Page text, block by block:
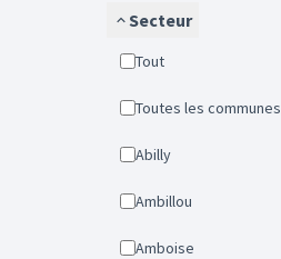
Secteur
Tout
Toutes les communes
Abilly
Ambillou
Amboise